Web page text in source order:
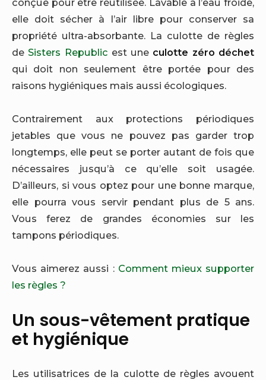
elle doit sécher à l’air libre pour conserver sa
propriété ultra-absorbante. La culotte de règles
deSisters Republic est une culotte zéro déchet
qui doit non seulement être portée pour des
raisons hygiéniques mais aussi écologiques.
Contrairement aux protections périodiques
jetables que vous ne pouvez pas garder trop
longtemps, elle peut se porter autant de fois que
nécessaires jusqu’à ce qu’elle soit usagée.
D’ailleurs, si vous optez pour une bonne marque,
elle pourra vous servir pendant plus de 5 ans.
Vous ferez de grandes économies sur les
tampons périodiques.
Vous aimerez aussi : Comment mieux supporter
les règles ?
Un sous-vêtement pratique
et hygiénique
Les utilisatrices de la culotte de règles avouent